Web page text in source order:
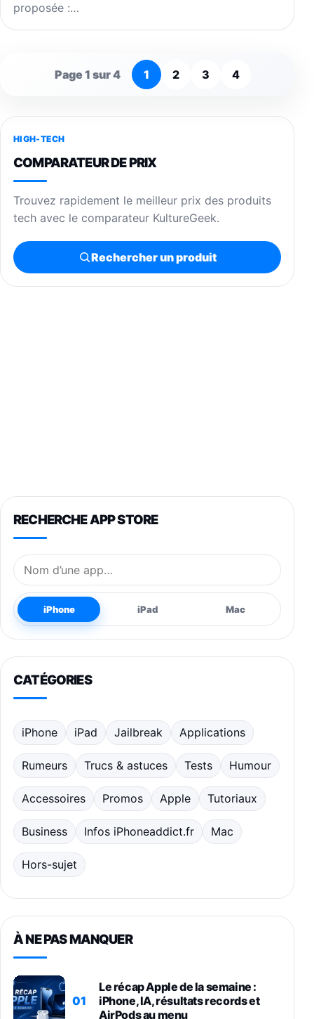
proposée :…
Page 1 sur 4 1 2 3 4
HIGH-TECH
COMPARATEUR DE PRIX
Trouvez rapidement le meilleur prix des produits
tech avec le comparateur KultureGeek.
Rechercher un produit
RECHERCHE APP STORE
Nom de l’application
iPhone iPad Mac
CATÉGORIES
iPhone iPad Jailbreak Applications
Rumeurs Trucs & astuces Tests Humour
Accessoires Promos Apple Tutoriaux
Business Infos iPhoneaddict.fr Mac
Hors-sujet
À NE PAS MANQUER
01
Le récap Apple de la semaine :
iPhone, IA, résultats records et
AirPods au menu